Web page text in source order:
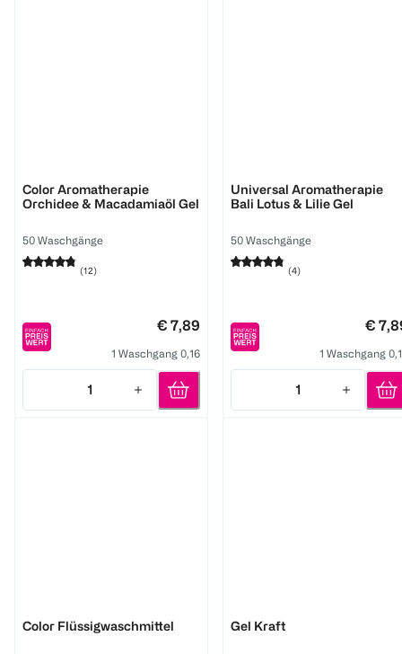
Color Aromatherapie
Orchidee & Macadamiaöl Gel
50 Waschgänge
(12)
€ 7,89
1 Waschgang 0,16
1
Quantity: 1
Universal Aromatherapie
Bali Lotus & Lilie Gel
50 Waschgänge
(4)
€
1 Waschgang
1
Quantity: 1
Color Flüssigwaschmittel Gel Kraft